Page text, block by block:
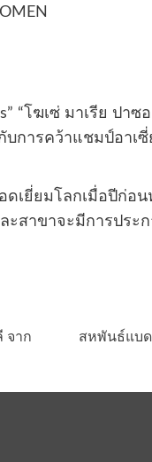
“โฆเซ่ มาเรีย ปา
บการคว้าแชมป์อา
ยี่ยมโลกเมื่อปีก่อน
สาขาจะมีการประ
จาก
สหพันธ์แบด